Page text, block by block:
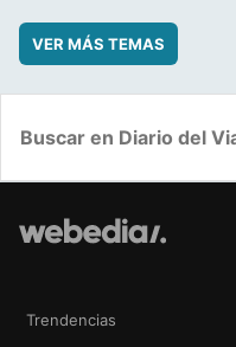
VER MÁS TEMAS
Trendencias